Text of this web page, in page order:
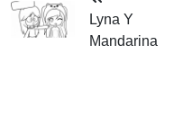
Lyna Y
Mandarina